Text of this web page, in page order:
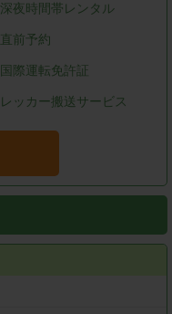
深夜時間帯レンタル
直前予約
国際運転免許証
レッカー搬送サービス